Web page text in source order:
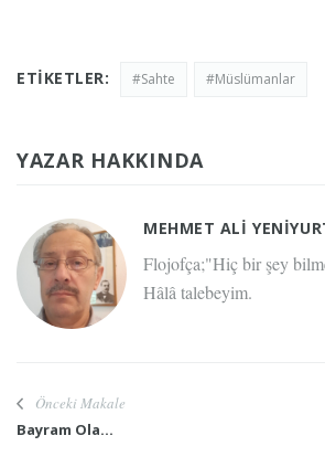
ETIKETLER: #Sahte #Müslümanlar
YAZAR HAKKINDA
MEHMET ALI
Flojofça;"Hiç bir şey
Hâlâ talebeyim.
Önceki Makale
Bayram Ola...